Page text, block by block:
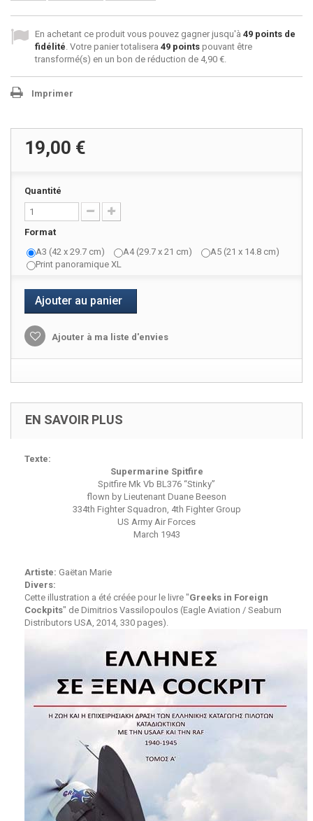
En achetant ce produit vous pouvez gagner jusqu'à 49 points de
fidélité. Votre panier totalisera 49 points pouvant être
transformé(s) en un bon de réduction de 4,90 €.
Imprimer
19,00 €
Quantité
Format
A3 (42 x 29.7 cm)
A4 (29.7 x 21 cm)
A5 (21 x 14.8 cm)
Print panoramique XL
Ajouter au panier
Ajouter à ma liste d'envies
EN SAVOIR PLUS
Texte:
Supermarine Spitfire
Spitfire Mk Vb BL376 “Stinky”
flown by Lieutenant Duane Beeson
334th Fighter Squadron, 4th Fighter Group
US Army Air Forces
March 1943
Artiste: Gaëtan Marie
Divers:
Cette illustration a été créée pour le livre "Greeks in Foreign
Cockpits" de Dimitrios Vassilopoulos (Eagle Aviation / Seaburn
Distributors USA, 2014, 330 pages).